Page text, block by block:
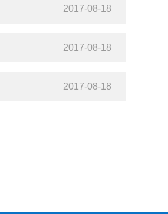
2017-08-18
2017-08-18
2017-08-18